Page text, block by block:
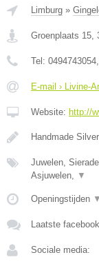
Limburg »
Groenplaats 15
Tel: 0494743054
E-mail › Livine-
Website: http://
Handmade Silver
Juwelen,
Asjuwelen,
▼
Openingstijden ▼
Laatste
Sociale media: